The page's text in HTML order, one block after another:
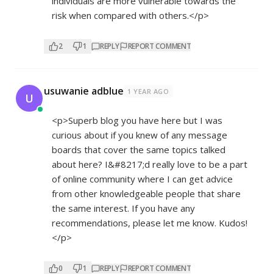
risk when compared with others.</p>
2 1 REPLY REPORT COMMENT
U usuwanie adblue 1 YEAR AGO
<p>Superb blog you have here but I was
curious about if you knew of any message
boards that cover the same topics talked
about here? I&#8217;d really love to be a part
of online community where I can get advice
from other knowledgeable people that share
the same interest. If you have any
recommendations, please let me know. Kudos!
</p>
0 1 REPLY REPORT COMMENT